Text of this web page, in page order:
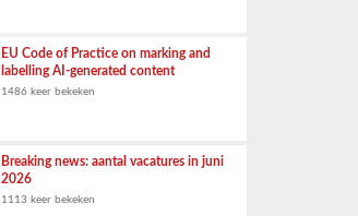
EU Code of Practice on marking and
labelling AI-generated content
1486 keer bekeken
Breaking news: aantal vacatures in juni
2026
1113 keer bekeken